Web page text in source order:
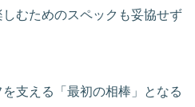
むためのスペックも妥協せず
支える「最初の相棒」となる